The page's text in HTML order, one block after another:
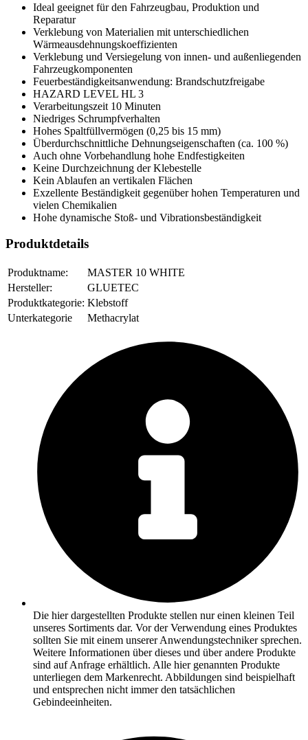
Ideal geeignet für den Fahrzeugbau, Produktion und
Reparatur
Verklebung von Materialien mit unterschiedlichen
Wärmeausdehnungskoeffizienten
Verklebung und Versiegelung von innen- und außenliegenden
Fahrzeugkomponenten
Feuerbeständigkeitsanwendung: Brandschutzfreigabe
HAZARD LEVEL HL 3
Verarbeitungszeit 10 Minuten
Niedriges Schrumpfverhalten
Hohes Spaltfüllvermögen (0,25 bis 15 mm)
Überdurchschnittliche Dehnungseigenschaften (ca. 100 %)
Auch ohne Vorbehandlung hohe Endfestigkeiten
Keine Durchzeichnung der Klebestelle
Kein Ablaufen an vertikalen Flächen
Exzellente Beständigkeit gegenüber hohen Temperaturen und
vielen Chemikalien
Hohe dynamische Stoß- und Vibrationsbeständigkeit
Produktdetails
Produktname:
MASTER 10 WHITE
Hersteller:
GLUETEC
Produktkategorie: Klebstoff
Unterkategorie
Methacrylat
Die hier dargestellten Produkte stellen nur einen kleinen Teil
unseres Sortiments dar. Vor der Verwendung eines Produktes
sollten Sie mit einem unserer Anwendungstechniker sprechen.
Weitere Informationen über dieses und über andere Produkte
sind auf Anfrage erhältlich. Alle hier genannten Produkte
unterliegen dem Markenrecht. Abbildungen sind beispielhaft
und entsprechen nicht immer den tatsächlichen
Gebindeeinheiten.